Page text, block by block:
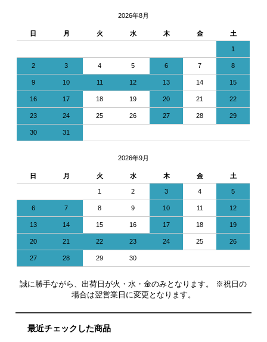
2026年8月
日 月 火 水 木 金 土
1
2 3 4 5 6 7 8
9 10 11 12 13 14 15
16 17 18 19 20 21 22
23 24 25 26 27 28 29
30 31
2026年9月
日 月 火 水 木 金 土
1 2 3 4 5
6 7 8 9 10 11 12
13 14 15 16 17 18 19
20 21 22 23 24 25 26
27 28 29 30
誠に勝手ながら、出荷日が火・水・金のみとなります。 ※祝日の
場合は翌営業日に変更となります。
最近チェックした商品